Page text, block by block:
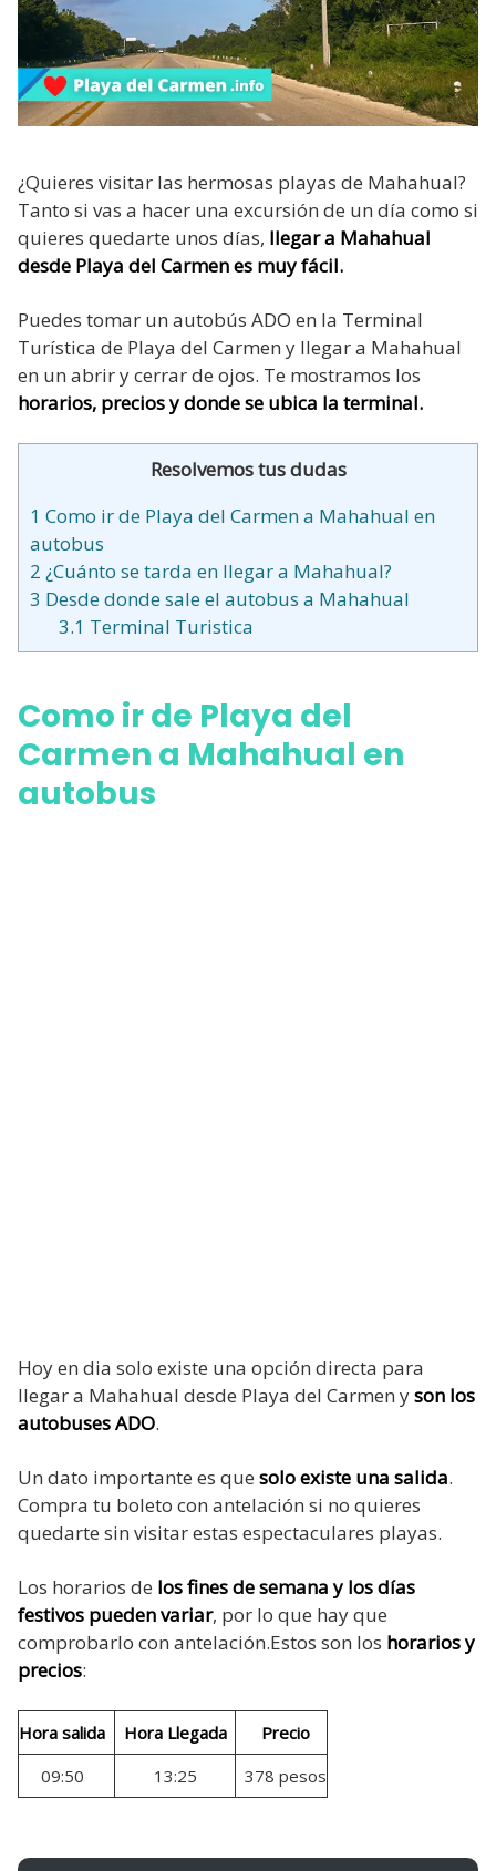
¿Quieres visitar las hermosas playas de Mahahual?
Tanto si vas a hacer una excursión de un día como si
quieres quedarte unos días, llegar a Mahahual
desde Playa del Carmen es muy fácil.
Puedes tomar un autobús ADO en la Terminal
Turística de Playa del Carmen y llegar a Mahahual
en un abrir y cerrar de ojos. Te mostramos los
horarios, precios y donde se ubica la terminal.
Resolvemos tus dudas
1 Como ir de Playa del Carmen a Mahahual en
autobus
2 ¿Cuánto se tarda en llegar a Mahahual?
3 Desde donde sale el autobus a Mahahual
3.1 Terminal Turistica
Como ir de Playa del
Carmen a Mahahual en
autobus
Hoy en dia solo existe una opción directa para
llegar a Mahahual desde Playa del Carmen yson los
autobuses ADO.
Un dato importante es que solo existe una salida.
Compra tu boleto con antelación si no quieres
quedarte sin visitar estas espectaculares playas.
Los horarios de los fines de semana y los días
festivos pueden variar, por lo que hay que
comprobarlo con antelación.Estos son los horarios y
precios:
Hora salida Hora Llegada
Precio
09:50
13:25 378 pesos